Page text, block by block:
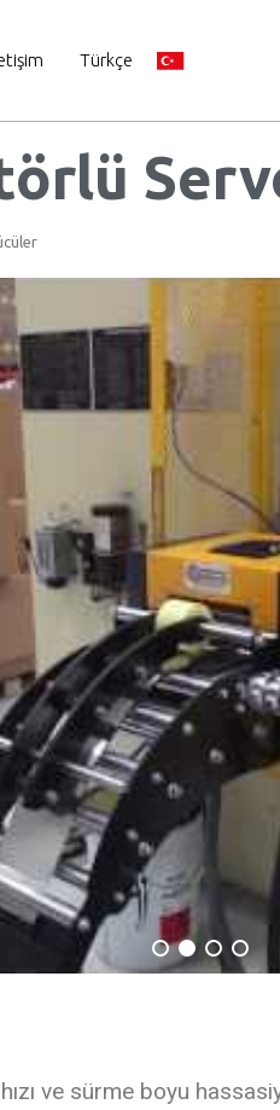
Türkçe
hızı ve sürme boyu